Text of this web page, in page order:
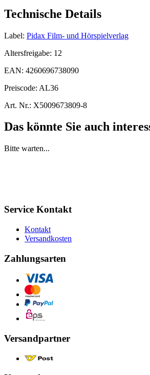
Technische Details
Label: Pidax Film- und Hörspielverlag
Altersfreigabe: 12
EAN: 4260696738090
Preiscode: AL36
Art. Nr.: X5009673809-8
Das könnte Sie auch
Bitte warten...
Service Kontakt
Kontakt
Versandkosten
Zahlungsarten
Versandpartner